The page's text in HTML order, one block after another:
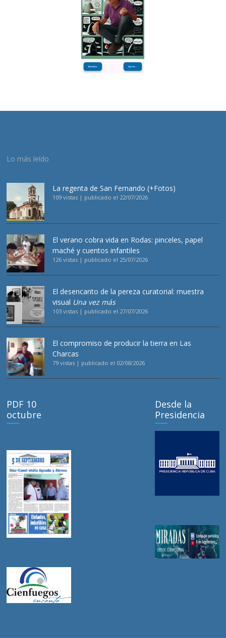
Lo más leído
La regenta de San Fernando (+Fotos)
109 vistas | publicado el 22/07/2026
El verano cobra vida en Rodas: pinceles, papel
maché y cuentos infantiles
126 vistas | publicado el 25/07/2026
El desencanto de la pereza curatorial: muestra
visual Una vez más
103 vistas | publicado el 27/07/2026
El compromiso de producir la tierra en Las
Charcas
79 vistas | publicado el 02/08/2026
PDF 10
octubre
Desde la
Presidencia